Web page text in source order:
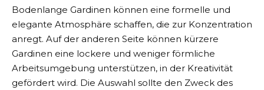
Bodenlange Gardinen können eine formelle und
elegante Atmosphäre schaffen, die zur Konzentration
anregt. Auf der anderen Seite können kürzere
Gardinen eine lockere und weniger förmliche
Arbeitsumgebung unterstützen, in der Kreativität
gefördert wird. Die Auswahl sollte den Zweck des